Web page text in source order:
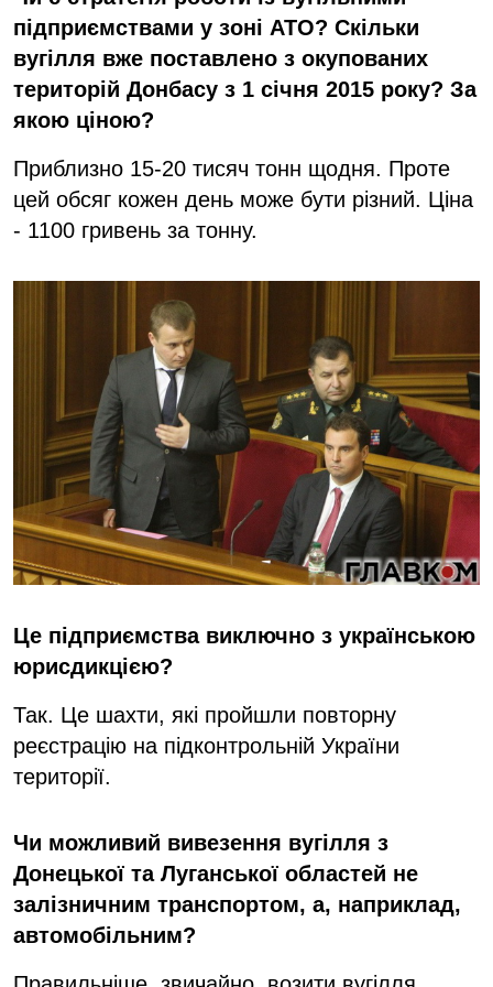
підприємствами у зоні АТО? Скільки
вугілля вже поставлено з окупованих
територій Донбасу з 1 січня 2015 року? За
якою ціною?
Приблизно 15-20 тисяч тонн щодня. Проте
цей обсяг кожен день може бути різний. Ціна
- 1100 гривень за тонну.
Це підприємства виключно з українською
юрисдикцією?
Так. Це шахти, які пройшли повторну
реєстрацію на підконтрольній України
території.
Чи можливий вивезення вугілля з
Донецької та Луганської областей не
залізничним транспортом, а, наприклад,
автомобільним?